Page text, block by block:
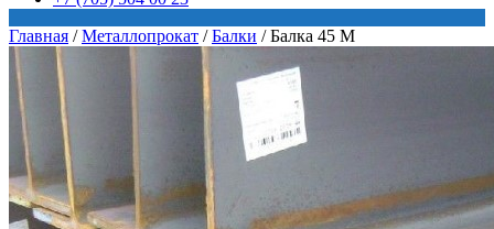
Главная / Металлопрокат / Балки /Балка 45 М